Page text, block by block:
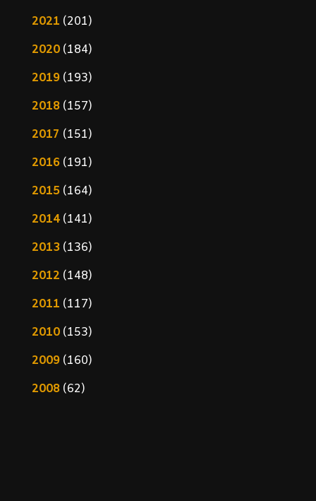
2021 (201)
2020(184)
2019(193)
2018(157)
2017 (151)
2016(191)
2015(164)
2014(141)
2013(136)
2012 (148)
2011 (117)
2010(153)
2009(160)
2008(62)